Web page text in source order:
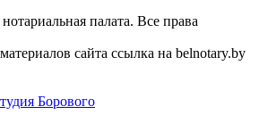
палата. Все права
сайта ссылка на belnotary.by
Борового